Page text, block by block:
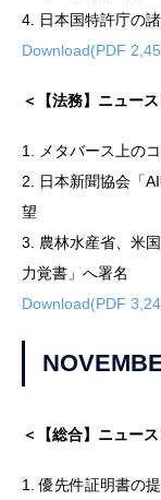
4. 日本国特許庁の
Download(PDF
＜【法務】ニュー
1. メタバース上の
2. 日本新聞協会「
望
3. 農林水産省、米
力覚書」へ署名
Download(PDF
＜【総合】ニュー
1. 優先件証明書の